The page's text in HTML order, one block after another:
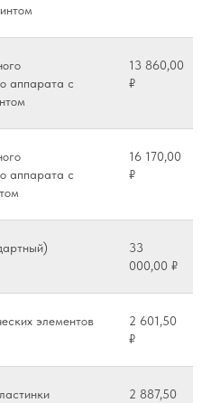
аппарата с
13 860,00
₽
аппарата с
16 170,00
₽
33
000,00 ₽
элементов
2 601,50
₽
2 887,50